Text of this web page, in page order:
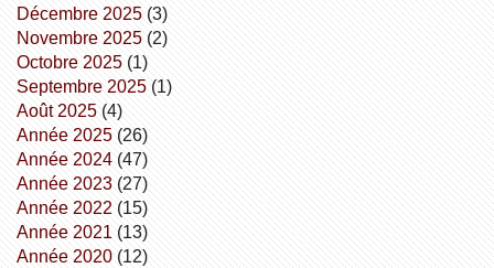
décembre 2025(3)
novembre 2025(2)
octobre 2025(1)
septembre 2025(1)
août 2025(4)
année 2025(26)
année 2024(47)
année 2023(27)
année 2022(15)
année 2021 (13)
année 2020(12)